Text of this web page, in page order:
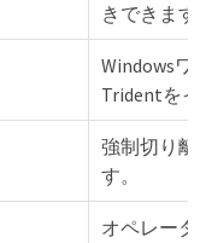
きできます
Windowsワ
Tridentを
強制切り離
す。
オペレータ